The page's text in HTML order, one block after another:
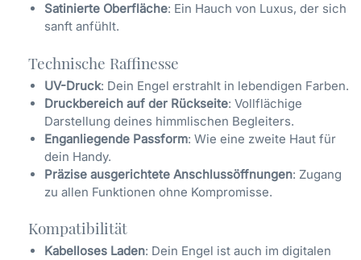
Satinierte Oberfläche: Ein Hauch von Luxus, der sich
sanft anfühlt.
Technische Raffinesse
UV-Druck: Dein Engel erstrahlt in lebendigen Farben.
Druckbereich auf der Rückseite: Vollflächige
Darstellung deines himmlischen Begleiters.
Enganliegende Passform: Wie eine zweite Haut für
dein Handy.
Präzise ausgerichtete Anschlussöffnungen: Zugang
zu allen Funktionen ohne Kompromisse.
Kompatibilität
Kabelloses Laden: Dein Engel ist auch im digitalen